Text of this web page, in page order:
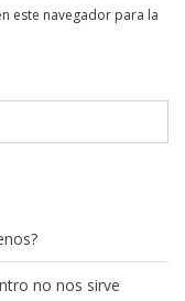
no nos sirve